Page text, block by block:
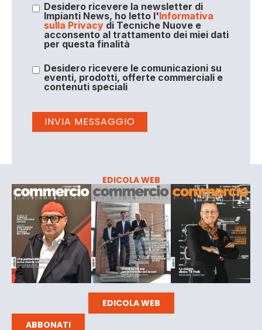
Desidero ricevere la newsletter di
Impianti News, ho letto l'Informativa
sulla Privacydi Tecniche Nuove e
acconsento al trattamento dei miei dati
per questa finalità
Desidero ricevere le comunicazioni su
eventi, prodotti, offerte commerciali e
contenuti speciali
EDICOLA WEB
EDICOLA WEB
ABBONATI